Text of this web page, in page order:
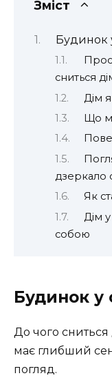
Зміст
Будинок
сниться
Дім
Що
дзеркало
Як
Дім у
собою
Будинок у
До чого сниться
має глибший
погляд.